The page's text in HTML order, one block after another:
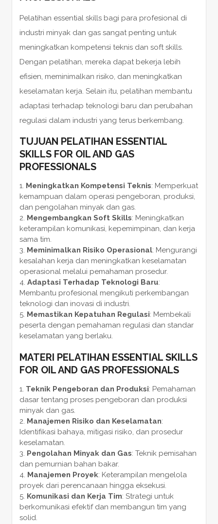
Pelatihan essential skills bagi para profesional di
industri minyak dan gas sangat penting untuk
meningkatkan kompetensi teknis dan soft skills.
Dengan pelatihan, mereka dapat bekerja lebih
efisien, meminimalkan risiko, dan meningkatkan
keselamatan kerja. Selain itu, pelatihan membantu
adaptasi terhadap teknologi baru dan perubahan
regulasi dalam industri yang terus berkembang.
TUJUAN PELATIHAN ESSENTIAL
SKILLS FOR OIL AND GAS
PROFESSIONALS
Meningkatkan Kompetensi Teknis: Memperkuat
kemampuan dalam operasi pengeboran, produksi,
dan pengolahan minyak dan gas.
Mengembangkan Soft Skills: Meningkatkan
keterampilan komunikasi, kepemimpinan, dan kerja
sama tim.
Meminimalkan Risiko Operasional: Mengurangi
kesalahan kerja dan meningkatkan keselamatan
operasional melalui pemahaman prosedur.
Adaptasi Terhadap Teknologi Baru:
Membantu profesional mengikuti perkembangan
teknologi dan inovasi di industri.
Memastikan Kepatuhan Regulasi: Membekali
peserta dengan pemahaman regulasi dan standar
keselamatan yang berlaku.
MATERI PELATIHAN ESSENTIAL SKILLS
FOR OIL AND GAS PROFESSIONALS
Teknik Pengeboran dan Produksi: Pemahaman
dasar tentang proses pengeboran dan produksi
minyak dan gas.
Manajemen Risiko dan Keselamatan:
Identifikasi bahaya, mitigasi risiko, dan prosedur
keselamatan.
Pengolahan Minyak dan Gas: Teknik pemisahan
dan pemurnian bahan bakar.
Manajemen Proyek: Keterampilan mengelola
proyek dari perencanaan hingga eksekusi.
Komunikasi dan Kerja Tim: Strategi untuk
berkomunikasi efektif dan membangun tim yang
solid.